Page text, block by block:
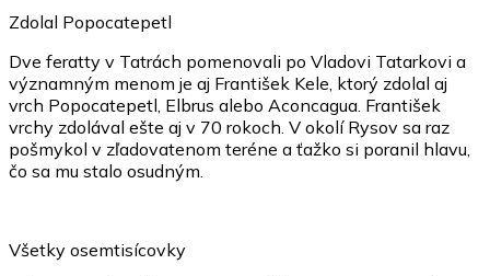
Zdolal Popocatepetl
Dve feratty v Tatrách pomenovali po Vladovi Tatarkovi a
významným menom je aj František Kele, ktorý zdolal aj
vrch Popocatepetl, Elbrus alebo Aconcagua. František
vrchy zdolával ešte aj v 70 rokoch. V okolí Rysov sa raz
pošmykol v zľadovatenom teréne a ťažko si poranil hlavu,
čo sa mu stalo osudným.
Všetky osemtisícovky